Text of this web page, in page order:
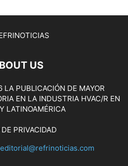
US
LA PUBLICACIÓN DE MAYOR
EN LA INDUSTRIA HVAC/R EN
LATINOAMÉRICA
PRIVACIDAD